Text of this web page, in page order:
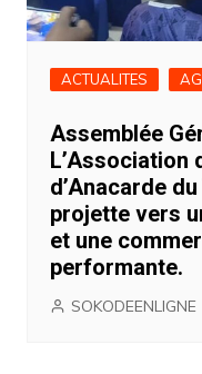
ACTUALITES
Assemblée
L’Association
d’Anacarde
projette vers
et une
performante.
SOKODEENLIGNE